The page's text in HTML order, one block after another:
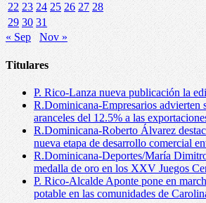
22 23 24 25 26 27 28
29 30 31
« Sep
Nov »
Titulares
P. Rico-Lanza nueva publicación la
R.Dominicana-Empresarios advierten
aranceles del 12.5% a las
R.Dominicana-Roberto Álvarez
nueva etapa de desarrollo comercial
R.Dominicana-Deportes/María
medalla de oro en los XXV Juegos
P. Rico-Alcalde Aponte pone en
potable en las comunidades de